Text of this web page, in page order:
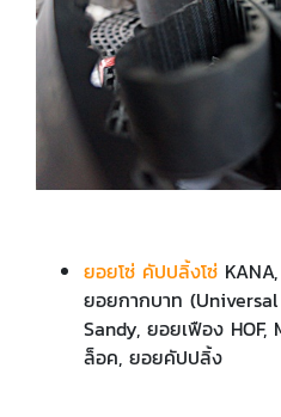
ยอยโซ่ คัปปลิ้งโซ่
ยอยกากบาท
Sandy, ยอยเฟือง HOF,
ล็อค, ยอยคัปปลิ้ง